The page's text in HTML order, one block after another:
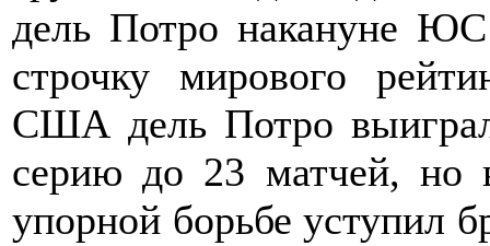
дель Потро накануне
строчку мирового
США дель Потро
серию до 23 матчей, но
упорной борьбе уступил